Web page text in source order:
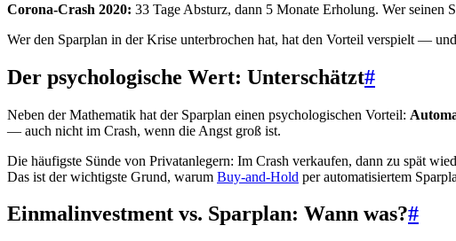
Corona-Crash 2020: 33 Tage Absturz, dann 5 Monate Erholung. Wer seinen
Wer den Sparplan in der Krise unterbrochen hat, hat den Vorteil verspielt —
Der psychologische Wert: Unterschätzt#
Neben der Mathematik hat der Sparplan einen psychologischen Vorteil:
— auch nicht im Crash, wenn die Angst groß ist.
Die häufigste Sünde von Privatanlegern: Im Crash verkaufen, dann zu spät
Das ist der wichtigste Grund, warum Buy-and-Hold per automatisiertem
Einmalinvestment vs. Sparplan: Wann was?#